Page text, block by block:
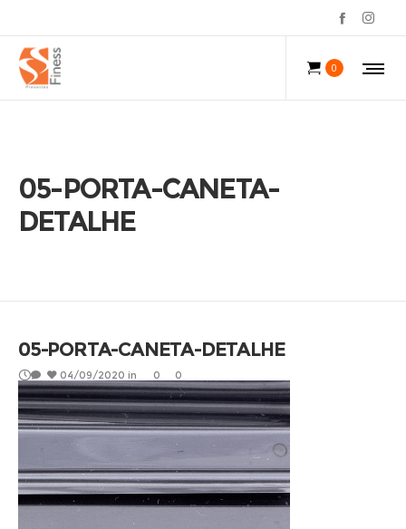
0
05-PORTA-CANETA-
DETALHE
05-PORTA-CANETA-DETALHE
04/09/2020 in 0 0